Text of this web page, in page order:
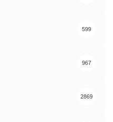
599
967
2869